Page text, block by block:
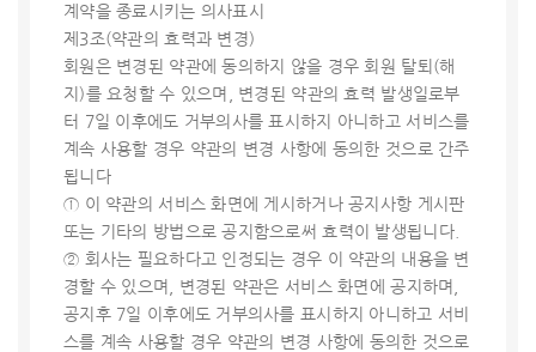
계약을 종료시키는 의사표시
제3조(약관의 효력과 변경)
회원은 변경된 약관에 동의하지 않을 경우 회원 탈퇴(해
지)를 요청할 수 있으며, 변경된 약관의 효력 발생일로부
터 7일 이후에도 거부의사를 표시하지 아니하고 서비스를
계속 사용할 경우 약관의 변경 사항에 동의한 것으로 간주
됩니다
① 이 약관의 서비스 화면에 게시하거나 공지사항 게시판
또는 기타의 방법으로 공지함으로써 효력이 발생됩니다.
② 회사는 필요하다고 인정되는 경우 이 약관의 내용을 변
경할 수 있으며, 변경된 약관은 서비스 화면에 공지하며,
공지후 7일 이후에도 거부의사를 표시하지 아니하고 서비
스를 계속 사용할 경우 약관의 변경 사항에 동의한 것으로